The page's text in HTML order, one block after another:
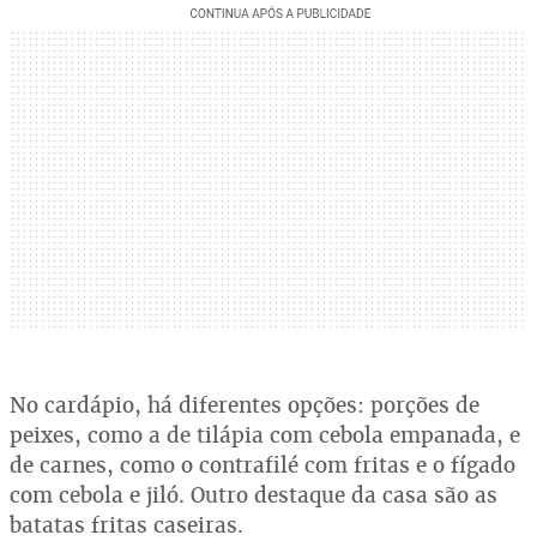
No cardápio, há diferentes opções: porções de
peixes, como a de tilápia com cebola empanada, e
de carnes, como o contrafilé com fritas e o fígado
com cebola e jiló. Outro destaque da casa são as
batatas fritas caseiras.